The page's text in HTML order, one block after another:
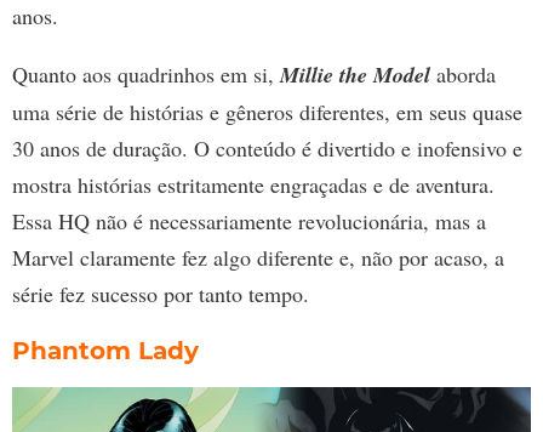
anos.
Quanto aos quadrinhos em si,Millie the Model aborda
uma série de histórias e gêneros diferentes, em seus quase
30 anos de duração. O conteúdo é divertido e inofensivo e
mostra histórias estritamente engraçadas e de aventura.
Essa HQ não é necessariamente revolucionária, mas a
Marvel claramente fez algo diferente e, não por acaso, a
série fez sucesso por tanto tempo.
Phantom Lady